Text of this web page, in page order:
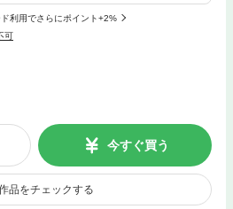
利用でさらにポイント+2%
可
今すぐ買う
品をチェックする